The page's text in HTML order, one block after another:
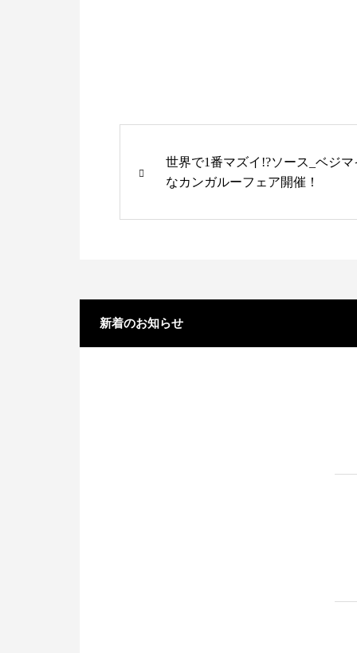
世界で1番マズイ!?ソース_ベジ
なカンガルーフェア開催！
新着のお知らせ